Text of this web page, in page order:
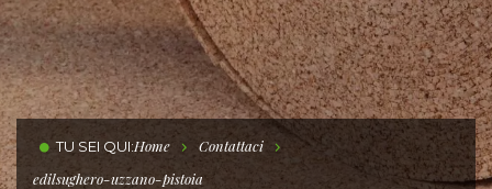
TU SEI QUI:Home
Contattaci
edilsughero-uzzano-pistoia